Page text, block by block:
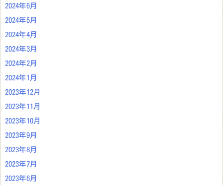
2024年6月
2024年5月
2024年4月
2024年3月
2024年2月
2024年1月
2023年12月
2023年11月
2023年10月
2023年9月
2023年8月
2023年7月
2023年6月